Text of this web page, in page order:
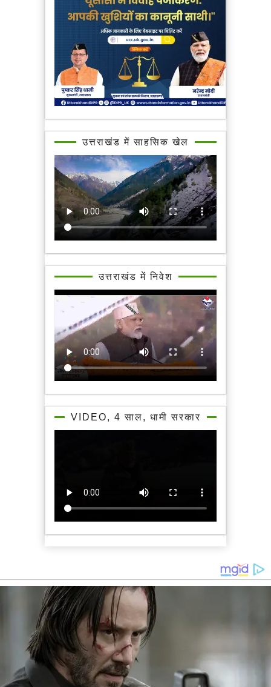
उत्तराखंड में साहसिक खेल
उत्तराखंड में निवेश
VIDEO, 4 साल, धामी सरकार